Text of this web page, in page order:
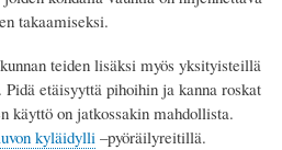
takaamiseksi.
teiden lisäksi myös yksityisteillä
etäisyyttä pihoihin ja kanna roskat
käyttö on jatkossakin mahdollista.
kyläidylli –pyöräilyreitillä.